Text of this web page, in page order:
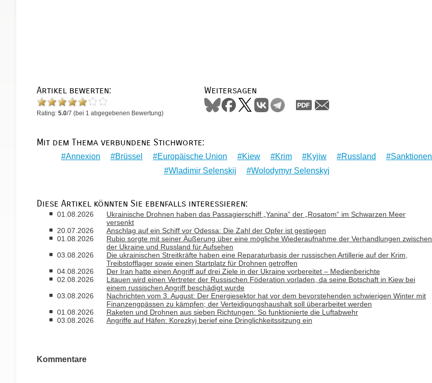
Artikel bewerten:
Rating: 5.0/7 (bei 1 abgegebenen Bewertung)
Weitersagen
Mit dem Thema verbundene Stichworte:
Annexion Brüssel Europäische Union Kiew Krim Kyjiw Russland
Sanktionen
Wladimir Selenskij
Wolodymyr Selenskyj
Diese Artikel könnten Sie ebenfalls interessieren:
01.08.2026
Ukrainische Drohnen haben das Passagierschiff „Yanina“ der „Rosatom“ im Schwarzen Meer
versenkt
20.07.2026
Anschlag auf ein Schiff vor Odessa: Die Zahl der Opfer ist gestiegen
01.08.2026
Rubio sorgte mit seiner Äußerung über eine mögliche Wiederaufnahme der Verhandlungen zwischen
der Ukraine und Russland für Aufsehen
03.08.2026
Die ukrainischen Streitkräfte haben eine Reparaturbasis der russischen Artillerie auf der Krim,
Treibstofflager sowie einen Startplatz für Drohnen getroffen
04.08.2026
Der Iran hatte einen Angriff auf drei Ziele in der Ukraine vorbereitet – Medienberichte
02.08.2026
Litauen wird einen Vertreter der Russischen Föderation vorladen, da seine Botschaft in Kiew bei
einem russischen Angriff beschädigt wurde
03.08.2026
Nachrichten vom 3. August: Der Energiesektor hat vor dem bevorstehenden schwierigen Winter mit
Finanzengpässen zu kämpfen; der Verteidigungshaushalt soll überarbeitet werden
01.08.2026
Raketen und Drohnen aus sieben Richtungen: So funktionierte die Luftabwehr
03.08.2026
Angriffe auf Häfen: Korezkyj berief eine Dringlichkeitssitzung ein
Kommentare